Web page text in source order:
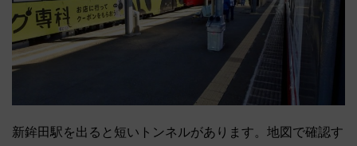
新鉾田駅を出ると短いトンネルがあります。地図で確認す